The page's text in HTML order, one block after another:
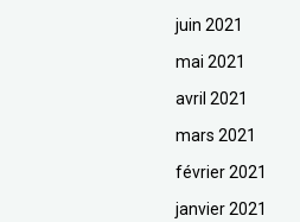
juin 2021
mai 2021
avril 2021
mars 2021
février 2021
janvier 2021